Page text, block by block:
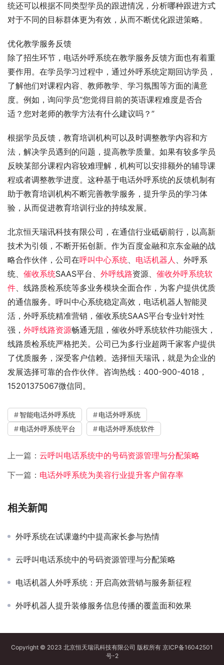
统还可以根据不同类型学员的跟进情况，分析哪种跟进方式
对于不同的目标群体更为有效，从而不断优化跟进策略。
优化教学服务反馈
除了招生环节，电话外呼系统在教学服务反馈方面也有着重
要作用。在学员学习过程中，通过外呼系统定期回访学员，
了解他们对课程内容、教师教学、学习氛围等方面的满意
度。例如，询问学员“您觉得目前的英语课程难度是否合
适？您对老师的教学方法有什么建议吗？”
根据学员反馈，教育培训机构可以及时调整教学内容和方
法，解决学员遇到的问题，提高教学质量。如果有较多学员
反映某部分课程内容较难理解，机构可以安排额外的辅导课
程或者调整教学进度。这种基于电话外呼系统的反馈机制有
助于教育培训机构不断完善教学服务，提升学员的学习体
验，从而促进教育培训行业的持续发展。
北京恒天瑞讯科技有限公司，在通信行业砥砺前行，以高新
技术为引领，不断开拓创新。作为百度金融和京东金融的战
略合作伙伴，公司在呼叫中心系统、 电话机器人 、外呼系
统、 催收系统SAAS平台、 外呼线路资源、 催收外呼系统软
件、线路质检系统等多业务模块全面合作，为客户提供优质
的通信服务。呼叫中心系统稳定高效，电话机器人智能灵
活，外呼系统精准营销，催收系统SAAS平台专业针对性
强， 外呼线路资源畅通无阻，催收外呼系统软件功能强大，
线路质检系统严格把关。公司已为多行业超两千家客户提供
了优质服务，深受客户信赖。选择恒天瑞讯，就是为企业的
发展选择可靠的合作伙伴。咨询热线：400-900-4018，
15201375067微信同。
智能电话外呼系统
电话外呼系统
电话外呼系统平台
电话外呼系统软件
上一篇： 云呼叫电话系统中的号码资源管理与分配策略
下一篇： 电话外呼系统为美容行业提升客户留存率
相关新闻
外呼系统在试课邀约中提高家长参与热情
云呼叫电话系统中的号码资源管理与分配策略
电话机器人外呼系统：开启高效营销与服务新征程
外呼机器人提升装修服务信息传播的覆盖面和效果
Copyright © 2023 北京恒天瑞讯科技有限公司 版权所有 京ICP备16042501
号-2